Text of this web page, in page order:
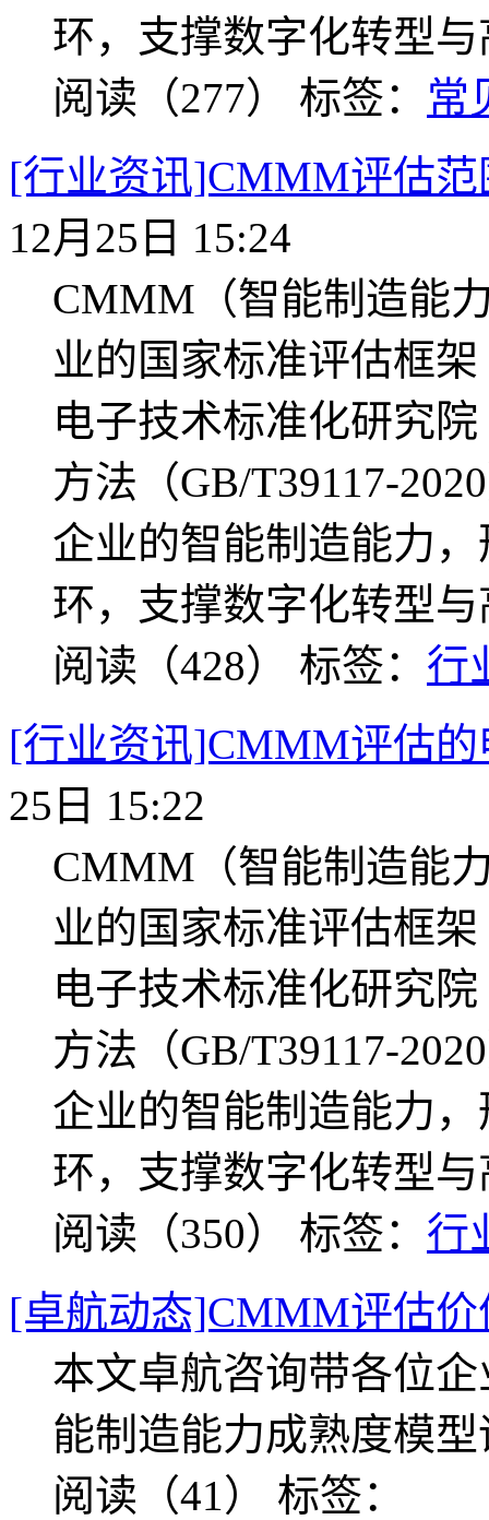
环，支撑数字化转型
阅读（277） 标签： 常
[行业资讯]CMMM评估
12月25日 15:24
CMMM（智能制造能
业的国家标准评估框
电子技术标准化研究
方法（GB/T39117-
企业的智能制造能力
环，支撑数字化转型
阅读（428） 标签： 行
[行业资讯]CMMM评估
25日 15:22
CMMM（智能制造能
业的国家标准评估框
电子技术标准化研究
方法（GB/T39117-
企业的智能制造能力
环，支撑数字化转型
阅读（350） 标签： 行
[卓航动态]CMMM评估价
本文卓航咨询带各位
能制造能力成熟度模
阅读（41） 标签：